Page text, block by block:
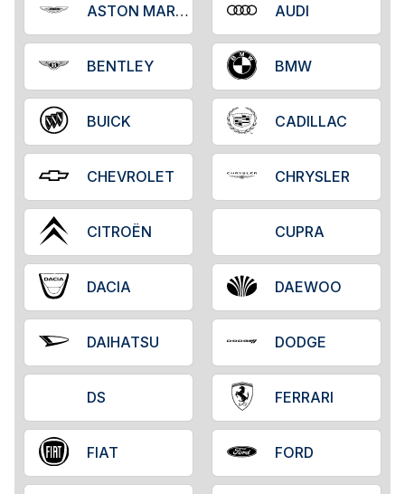
ASTON MARTIN AUDI
BENTLEY BMW
BUICK CADILLAC
CHEVROLET CHRYSLER
CITROËN CUPRA
DACIA DAEWOO
DAIHATSU DODGE
DS FERRARI
FIAT FORD